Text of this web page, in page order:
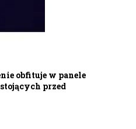
obfituje w panele
przed